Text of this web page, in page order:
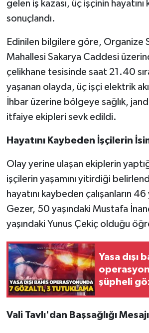
gelen iş kazası, üç işçinin
sonuçlandı.
Edinilen bilgilere göre, Organize
Mahallesi Sakarya Caddesi
çelikhane tesisinde saat 21.40
yaşanan olayda, üç işçi elektrik
İhbar üzerine bölgeye sağlık,
itfaiye ekipleri sevk edildi.
Hayatını Kaybeden İşçilerin
Olay yerine ulaşan ekiplerin
işçilerin yaşamını yitirdiği
hayatını kaybeden çalışanların
Gezer, 50 yaşındaki Mustafa
yaşındaki Yunus Çekiç olduğu
Yasa dışı
şüpheli
Vali Tavlı'dan Başsağlığı Mesajı
Kilimli
Kültür - Sanat
MAGAZİN
Politika
Resmi İlan
Sağlık
SİYASET
Spor
Ulusal
Yaşam